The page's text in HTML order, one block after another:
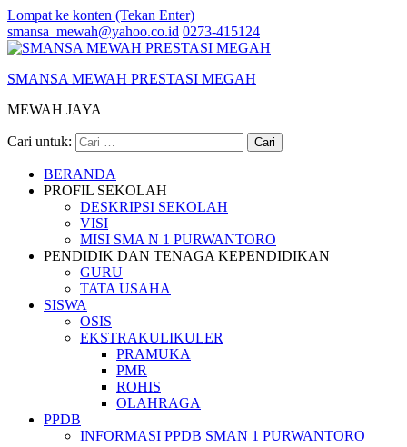
Lompat ke konten (Tekan Enter)
smansa_mewah@yahoo.co.id 0273-415124
SMANSA MEWAH PRESTASI MEGAH
MEWAH JAYA
Cari untuk:
BERANDA
PROFIL SEKOLAH
DESKRIPSI SEKOLAH
VISI
MISI SMA N 1 PURWANTORO
PENDIDIK DAN TENAGA KEPENDIDIKAN
GURU
TATA USAHA
SISWA
OSIS
EKSTRAKULIKULER
PRAMUKA
PMR
ROHIS
OLAHRAGA
PPDB
INFORMASI PPDB SMAN 1 PURWANTORO